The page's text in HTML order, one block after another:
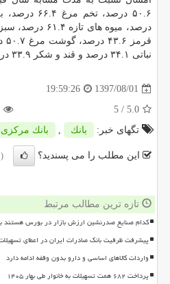
نباتی ۳۴.۱ درصد و قند و شكر ۳۳.۹ درصد افزایش یافته است.
1397/08/01
19:59:26
5.0
/ 5
تگهای خبر:
بانك , بانك مركزی
این مطلب را می پسندید؟ (1)
تازه ترین مطالب مرتبط
کدام صنایع صدرنشین ارزش بازار در بورس هستند به علاوه
پیشرفت ظرفیت بانک صادرات ایران در اعطای
واردات کالاهای اساسی و دارو بدون وقفه ادامه دارد
پرداخت ۶۸۲ همت تسهیلات به خانوار طی بهار ۱۴۰۵